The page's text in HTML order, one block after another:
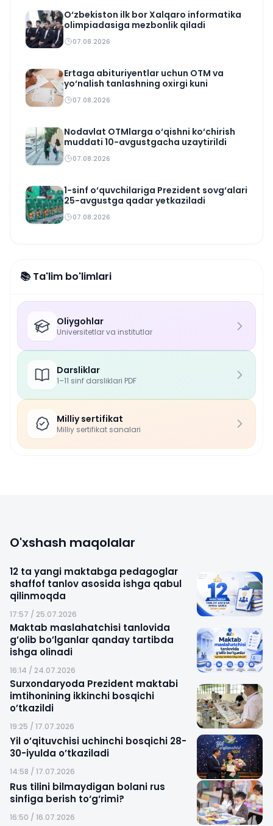
O‘zbekiston ilk bor Xalqaro informatika
olimpiadasiga mezbonlik qiladi
07.08.2026
Ertaga abituriyentlar uchun OTM va
yo‘nalish tanlashning oxirgi kuni
07.08.2026
Nodavlat OTMlarga o‘qishni ko‘chirish
muddati 10-avgustgacha uzaytirildi
07.08.2026
1-sinf o‘quvchilariga Prezident sovg‘alari
25-avgustga qadar yetkaziladi
07.08.2026
📚 Ta'lim bo'limlari
Oliygohlar
Universitetlar va institutlar
Darsliklar
1–11 sinf darsliklari PDF
Milliy sertifikat
Milliy sertifikat sanalari
O'xshash maqolalar
12 ta yangi maktabga pedagoglar
shaffof tanlov asosida ishga qabul
qilinmoqda
17:57 / 25.07.2026
Maktab maslahatchisi tanlovida
g’olib bo’lganlar qanday tartibda
ishga olinadi
16:14 / 24.07.2026
Surxondaryoda Prezident maktabi
imtihonining ikkinchi bosqichi
o’tkazildi
19:25 / 17.07.2026
Yil o’qituvchisi uchinchi bosqichi 28-
30-iyulda o’tkaziladi
14:58 / 17.07.2026
Rus tilini bilmaydigan bolani rus
sinfiga berish to‘g‘rimi?
16:50 / 16.07.2026